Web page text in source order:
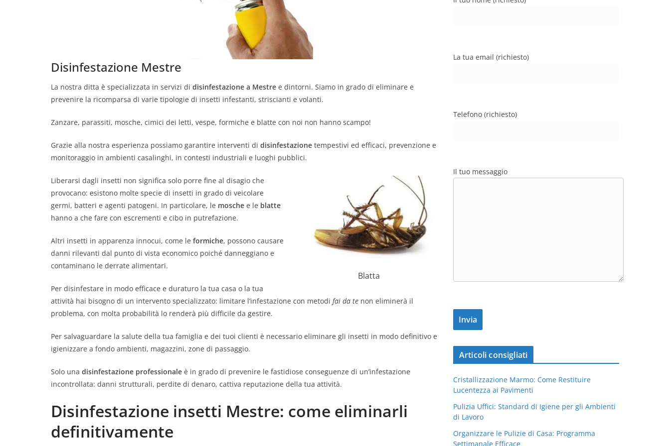
Disinfestazione Mestre
La nostra ditta è specializzata in servizi di disinfestazione a Mestre e dintorni. Siamo in grado di eliminare e
prevenire la ricomparsa di varie tipologie di insetti infestanti, striscianti e volanti.
Zanzare, parassiti, mosche, cimici dei letti, vespe, formiche e blatte con noi non hanno scampo!
Grazie alla nostra esperienza possiamo garantire interventi di disinfestazione tempestivi ed efficaci, prevenzione e
monitoraggio in ambienti casalinghi, in contesti industriali e luoghi pubblici.
Blatta
Liberarsi dagli insetti non significa solo porre fine al disagio che
provocano: esistono molte specie di insetti in grado di veicolare
germi, batteri e agenti patogeni. In particolare, le mosche e le blatte
hanno a che fare con escrementi e cibo in putrefazione.
Altri insetti in apparenza innocui, come le formiche, possono causare
danni rilevanti dal punto di vista economico poiché danneggiano e
contaminano le derrate alimentari.
Per disinfestare in modo efficace e duraturo la tua casa o la tua
attività hai bisogno di un intervento specializzato: limitare l’infestazione con metodi fai da te non eliminerà il
problema, con molta probabilità lo renderà più difficile da gestire.
Per salvaguardare la salute della tua famiglia e dei tuoi clienti è necessario eliminare gli insetti in modo definitivo e
igienizzare a fondo ambienti, magazzini, zone di passaggio.
Solo una disinfestazione professionale è in grado di prevenire le fastidiose conseguenze di un’infestazione
incontrollata: danni strutturali, perdite di denaro, cattiva reputazione della tua attività.
Disinfestazione insetti Mestre: come eliminarli
definitivamente
La tua email (richiesto)
Telefono (richiesto)
Il tuo messaggio
Articoli consigliati
Cristallizzazione Marmo: Come Restituire
Lucentezza ai Pavimenti
Pulizia Uffici: Standard di Igiene per gli Ambienti
di Lavoro
Organizzare le Pulizie di Casa: Programma
Settimanale Efficace